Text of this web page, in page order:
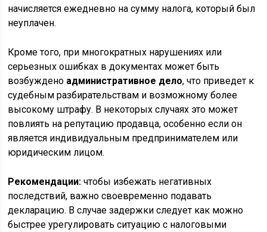
начисляется ежедневно на сумму налога, который был
неуплачен.
Кроме того, при многократных нарушениях или
серьезных ошибках в документах может быть
возбуждено административное дело, что приведет к
судебным разбирательствам и возможному более
высокому штрафу. В некоторых случаях это может
повлиять на репутацию продавца, особенно если он
является индивидуальным предпринимателем или
юридическим лицом.
Рекомендации: чтобы избежать негативных
последствий, важно своевременно подавать
декларацию. В случае задержки следует как можно
быстрее урегулировать ситуацию с налоговыми